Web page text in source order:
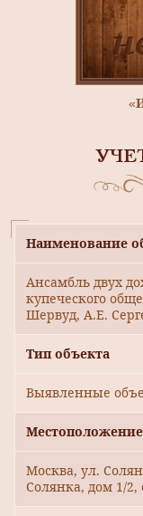
Наименование
Ансамбль двух
купеческого
Шервуд, А.Е.
Тип объекта
Выявленные
Местоположение
Москва, ул.
Солянка, дом 1/2,